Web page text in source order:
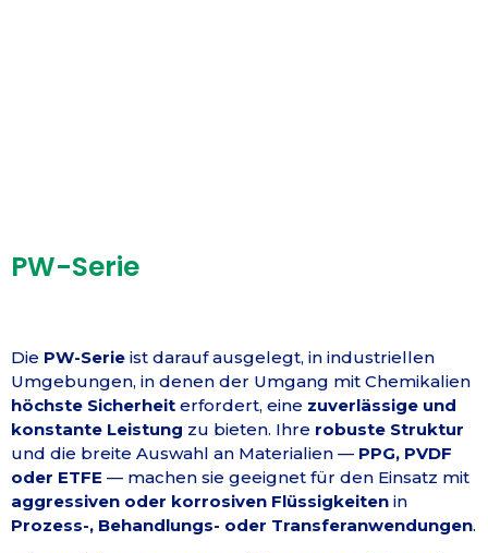
PW-Serie
Die PW-Serie ist darauf ausgelegt, in industriellen
Umgebungen, in denen der Umgang mit Chemikalien
höchste Sicherheit erfordert, eine zuverlässige und
konstante Leistung zu bieten. Ihre robuste Struktur
und die breite Auswahl an Materialien — PPG, PVDF
oder ETFE — machen sie geeignet für den Einsatz mit
aggressiven oder korrosiven Flüssigkeiten in
Prozess-, Behandlungs- oder Transferanwendungen.